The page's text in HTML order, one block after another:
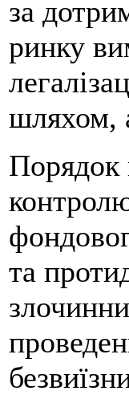
за
ринку
шляхом,
Порядок
та